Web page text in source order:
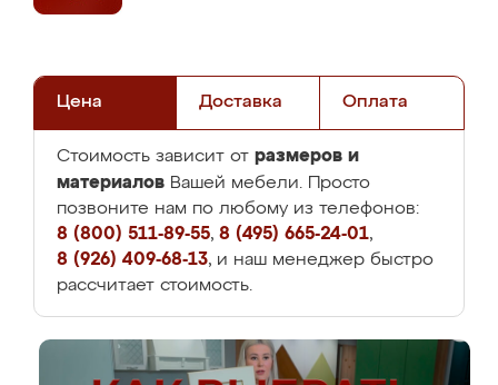
Цена Доставка Оплата
Стоимость зависит от размеров и
материалов Вашей мебели. Просто
позвоните нам по любому из телефонов:
8 (800) 511-89-55, 8 (495) 665-24-01,
8 (926) 409-68-13, и наш менеджер быстро
рассчитает стоимость.